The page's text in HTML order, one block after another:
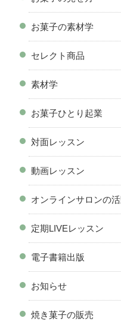
お菓子の素材学
セレクト商品
素材学
お菓子ひとり起業
対面レッスン
動画レッスン
オンラインサロンの
定期LIVEレッスン
電子書籍出版
お知らせ
焼き菓子の販売